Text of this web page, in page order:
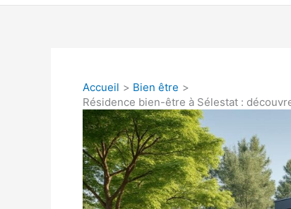
Accueil
Bien être
Résidence bien-être à Sélestat :